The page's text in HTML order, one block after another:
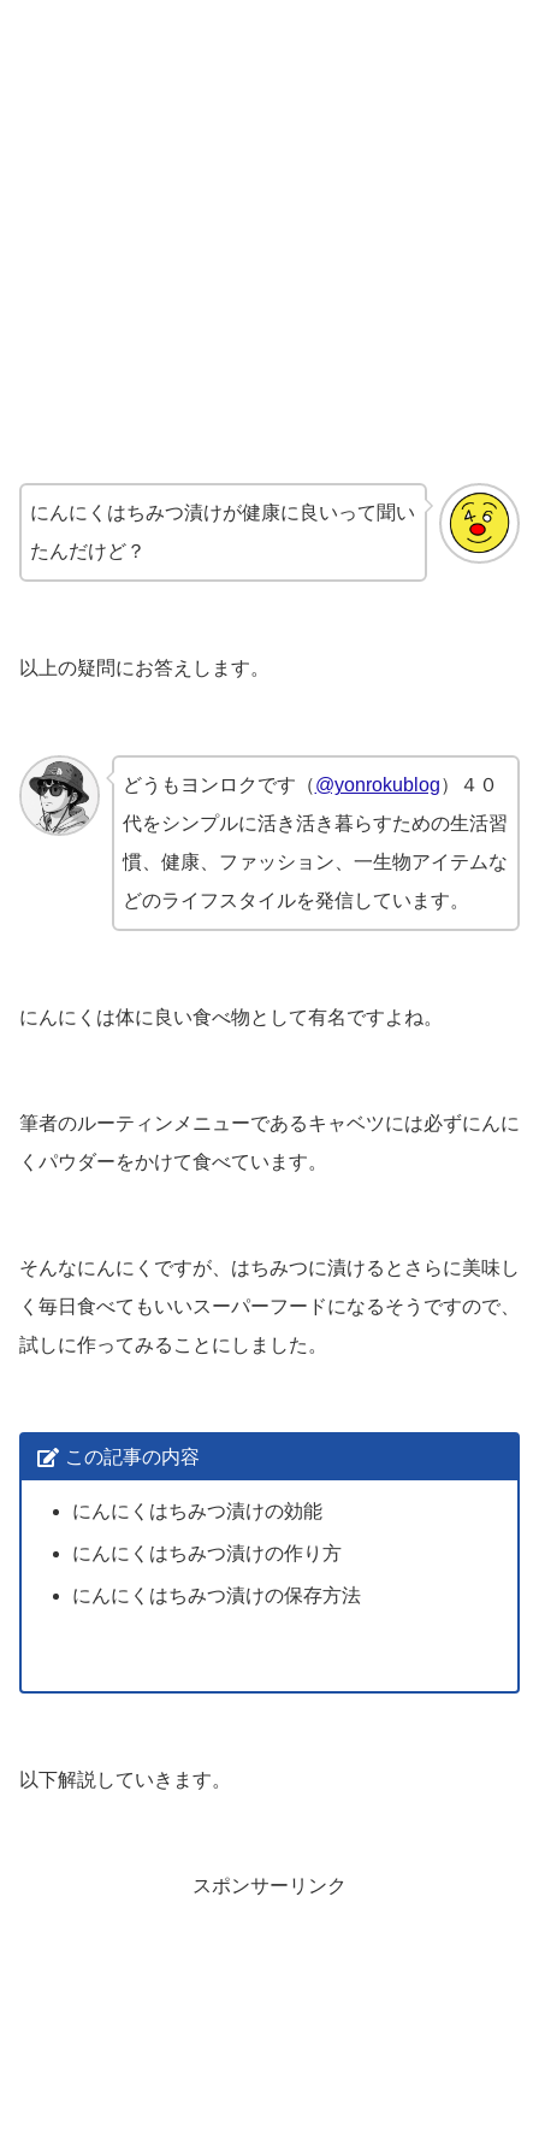
にんにくはちみつ漬けが健康に良いって聞い
たんだけど？
以上の疑問にお答えします。
どうもヨンロクです（@yonrokublog）４０
代をシンプルに活き活き暮らすための生活習
慣、健康、ファッション、一生物アイテムな
どのライフスタイルを発信しています。
にんにくは体に良い食べ物として有名ですよね。
筆者のルーティンメニューであるキャベツには必ずにんに
くパウダーをかけて食べています。
そんなにんにくですが、はちみつに漬けるとさらに美味し
く毎日食べてもいいスーパーフードになるそうですので、
試しに作ってみることにしました。
この記事の内容
にんにくはちみつ漬けの効能
にんにくはちみつ漬けの作り方
にんにくはちみつ漬けの保存方法
以下解説していきます。
スポンサーリンク